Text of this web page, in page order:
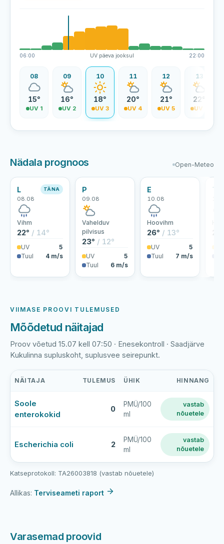
06:00 UV päeva jooksul 22:00
08
15°
UV 1
09
16°
UV 2
10
18°
UV 3
11
20°
UV 4
12
21°
UV 5
13
22°
UV 5
Nädala prognoos Open-Meteo
L
08.08
TÄNA
Vihm
22° / 14°
UV
5
Tuul
4 m/s
P
09.08
Vahelduv
pilvisus
23° / 12°
UV
5
Tuul
6 m/s
E
10.08
Hoovihm
26° / 13°
UV
5
Tuul
7 m/s
T
VIIMASE PROOVI TULEMUSED
Mõõdetud näitajad
Proov võetud 15.07 kell 07:50 · Enesekontroll · Saadjärve
Kukulinna supluskoht, suplusvee seirepunkt.
veeproovi
mõõtmistulemused
Saadjärve
NÄITAJA TULEMUS ÜHIK HINNANG
Soole
enterokokid
0
PMÜ/100
ml
vastab
nõuetele
Escherichia coli 2
PMÜ/100
ml
vastab
nõuetele
Katseprotokoll: TA26003818 (vastab nõuetele)
Allikas: Terviseameti raport
Varasemad proovid